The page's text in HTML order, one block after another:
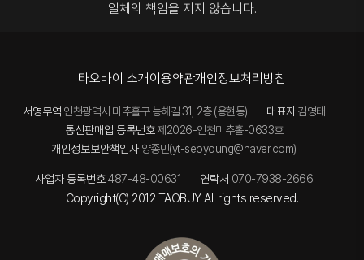
일체의 책임을 지지 않습니다.
타오바이 소개 이용약관개인정보처리방침
서영무역 인천광역시 미추홀구 능해길 31, 2층 (용현동) 대표자김영태
통신판매업 등록번호제2026-인천미추홀-0633호
개인정보보안책임자 양종민(yt-seoyoung@naver.com)
사업자 등록번호487-48-00631 연락처 070-7938-2666
Copyright(C) 2012 TAOBUY All rights reserved.